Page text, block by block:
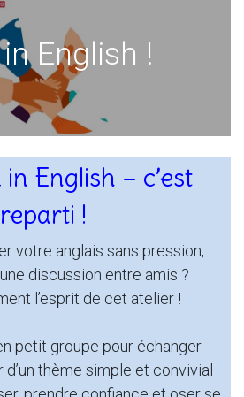
English !
in English – c’est
reparti !
votre anglais sans pression,
discussion entre amis ?
l’esprit de cet atelier !
petit groupe pour échanger
d’un thème simple et convivial —